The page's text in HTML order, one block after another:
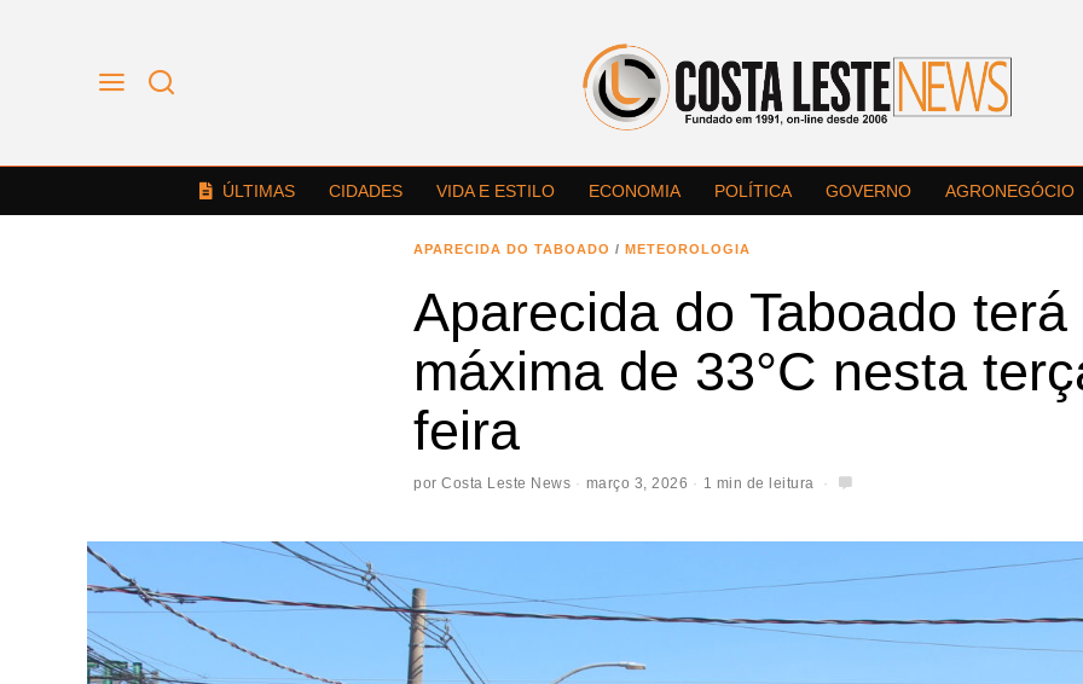
ÚLTIMAS CIDADES VIDA E ESTILO ECONOMIA POLÍTICA GOVERNO AGRONEGÓCIO
APARECIDA DO TABOADO / METEOROLOGIA
Aparecida do Taboado terá
máxima de 33°C nesta
feira
por Costa Leste News março 3, 2026 1 min de leitura